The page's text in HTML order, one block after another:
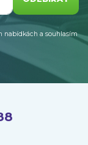
nabídkách a souhlasím